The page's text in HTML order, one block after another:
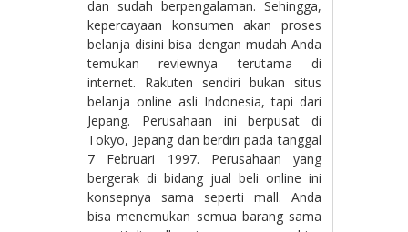
dan sudah berpengalaman. Sehingga,
kepercayaan konsumen akan proses
belanja disini bisa dengan mudah Anda
temukan reviewnya terutama di
internet. Rakuten sendiri bukan situs
belanja online asli Indonesia, tapi dari
Jepang. Perusahaan ini berpusat di
Tokyo, Jepang dan berdiri pada tanggal
7 Februari 1997. Perusahaan yang
bergerak di bidang jual beli online ini
konsepnya sama seperti mall. Anda
bisa menemukan semua barang sama